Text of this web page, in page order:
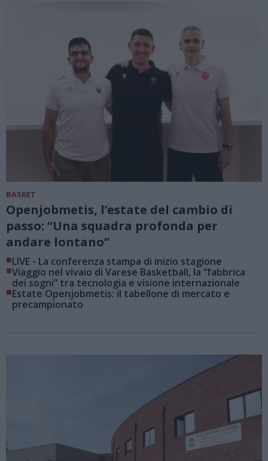
BASKET
Openjobmetis, l’estate del cambio di
passo: “Una squadra profonda per
andare lontano”
■LIVE - La conferenza stampa di inizio stagione
■Viaggio nel vivaio di Varese Basketball, la “fabbrica
dei sogni” tra tecnologia e visione internazionale
■Estate Openjobmetis: il tabellone di mercato e
precampionato